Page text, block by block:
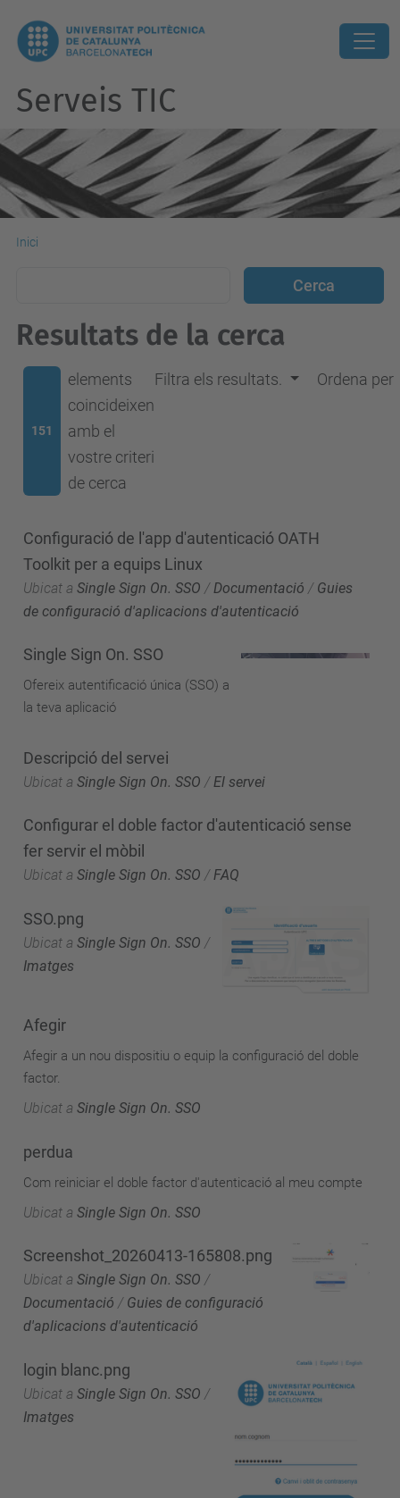
Serveis TIC
Inici
Resultats de la cerca
151
elements
coincideixen
amb el
vostre criteri
de cerca
Filtra els resultats. Ordena per
Configuració de l'app d'autenticació OATH
Toolkit per a equips Linux
Ubicat a Single Sign On. SSO / Documentació / Guies
de configuració d'aplicacions d'autenticació
Single Sign On. SSO
Ofereix autentificació única (SSO) a
la teva aplicació
Descripció del servei
Ubicat a Single Sign On. SSO / El servei
Configurar el doble factor d'autenticació sense
fer servir el mòbil
Ubicat a Single Sign On. SSO /FAQ
SSO.png
Ubicat a Single Sign On. SSO /
Imatges
Afegir
Afegir a un nou dispositiu o equip la configuració del doble
factor.
Ubicat a Single Sign On. SSO
perdua
Com reiniciar el doble factor d'autenticació al meu compte
Ubicat a Single Sign On. SSO
Screenshot_20260413-165808.png
Ubicat a Single Sign On. SSO /
Documentació / Guies de configuració
d'aplicacions d'autenticació
login blanc.png
Ubicat a Single Sign On. SSO /
Imatges